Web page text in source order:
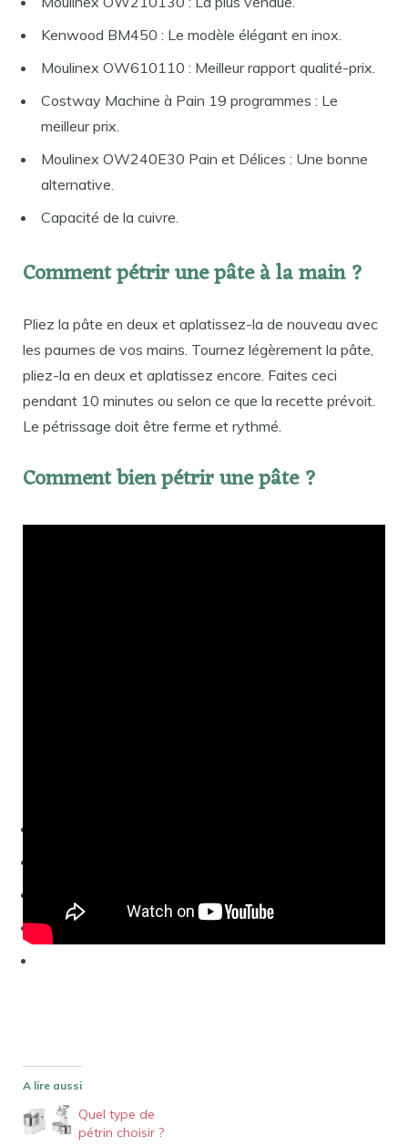
Kenwood BM450 : Le modèle élégant en inox.
Moulinex OW610110 : Meilleur rapport qualité-prix.
Costway Machine à Pain 19 programmes : Le
meilleur prix.
Moulinex OW240E30 Pain et Délices : Une bonne
alternative.
Capacité de la cuivre.
Comment pétrir une pâte à la main ?
Pliez la pâte en deux et aplatissez-la de nouveau avec
les paumes de vos mains. Tournez légèrement la pâte,
pliez-la en deux et aplatissez encore. Faites ceci
pendant 10 minutes ou selon ce que la recette prévoit.
Le pétrissage doit être ferme et rythmé.
Comment bien pétrir une pâte ?
Référence 4
A lire aussi
Quel type de
pétrin choisir ?